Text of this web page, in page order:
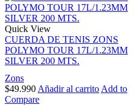
Quick View
CUERDA DE TENIS ZONS
POLYMO TOUR 17L/1.23MM
SILVER 200 MTS.
Zons
$49.990 Añadir al carrito Add to
Compare